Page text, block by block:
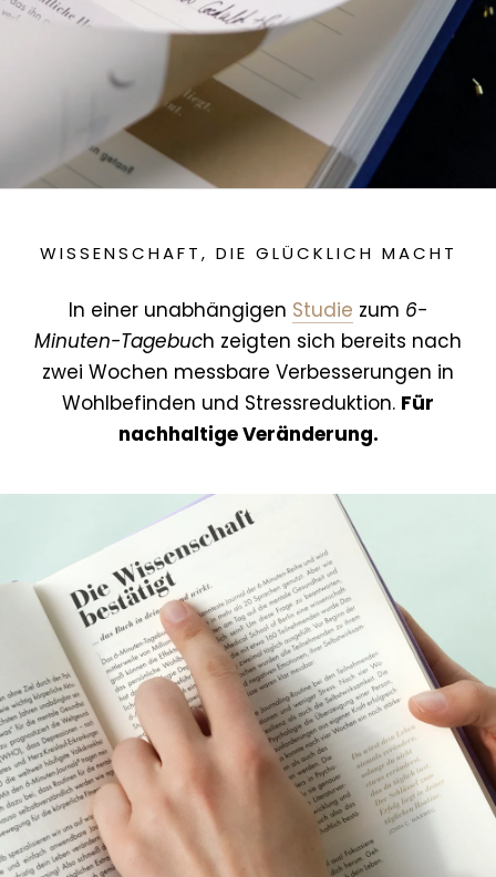
WISSENSCHAFT, DIE GLÜCKLICH MACHT
In einer unabhängigen Studie zum 6-
Minuten-Tagebuch zeigten sich bereits nach
zwei Wochen messbare Verbesserungen in
Wohlbefinden und Stressreduktion. Für
nachhaltige Veränderung.